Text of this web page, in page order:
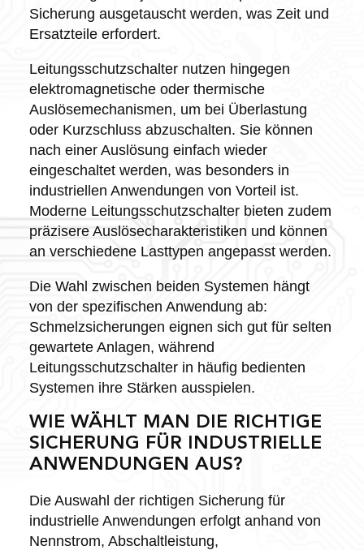
Sicherung ausgetauscht werden, was Zeit und
Ersatzteile erfordert.
Leitungsschutzschalter nutzen hingegen
elektromagnetische oder thermische
Auslösemechanismen, um bei Überlastung
oder Kurzschluss abzuschalten. Sie können
nach einer Auslösung einfach wieder
eingeschaltet werden, was besonders in
industriellen Anwendungen von Vorteil ist.
Moderne Leitungsschutzschalter bieten zudem
präzisere Auslösecharakteristiken und können
an verschiedene Lasttypen angepasst werden.
Die Wahl zwischen beiden Systemen hängt
von der spezifischen Anwendung ab:
Schmelzsicherungen eignen sich gut für selten
gewartete Anlagen, während
Leitungsschutzschalter in häufig bedienten
Systemen ihre Stärken ausspielen.
WIE WÄHLT MAN DIE RICHTIGE
SICHERUNG FÜR INDUSTRIELLE
ANWENDUNGEN AUS?
Die Auswahl der richtigen Sicherung für
industrielle Anwendungen erfolgt anhand von
Nennstrom, Abschaltleistung,